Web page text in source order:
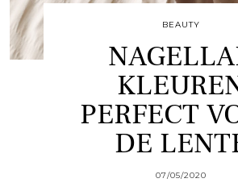
BEAUTY
PERFECT
DE
07/05/2020